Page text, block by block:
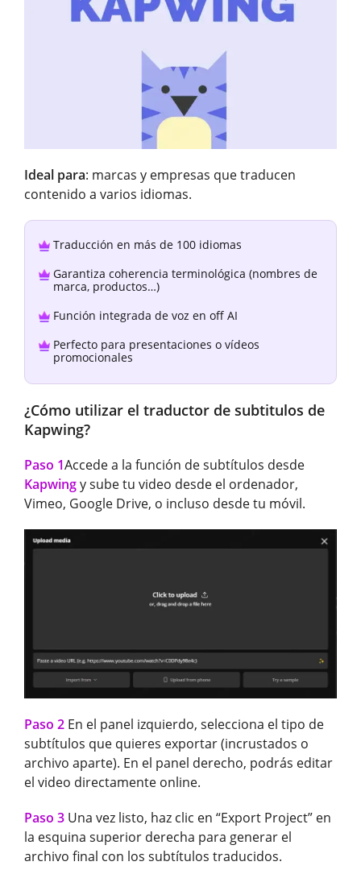
Ideal para: marcas y empresas que traducen
contenido a varios idiomas.
Traducción en más de 100 idiomas
Garantiza coherencia terminológica (nombres de
marca, productos…)
Función integrada de voz en off AI
Perfecto para presentaciones o vídeos
promocionales
¿Cómo utilizar el traductor de subtitulos de
Kapwing?
Paso 1Accede a la función de subtítulos desde
Kapwingy sube tu video desde el ordenador,
Vimeo, Google Drive, o incluso desde tu móvil.
Paso 2 En el panel izquierdo, selecciona el tipo de
subtítulos que quieres exportar (incrustados o
archivo aparte). En el panel derecho, podrás editar
el video directamente online.
Paso 3 Una vez listo, haz clic en “Export Project” en
la esquina superior derecha para generar el
archivo final con los subtítulos traducidos.